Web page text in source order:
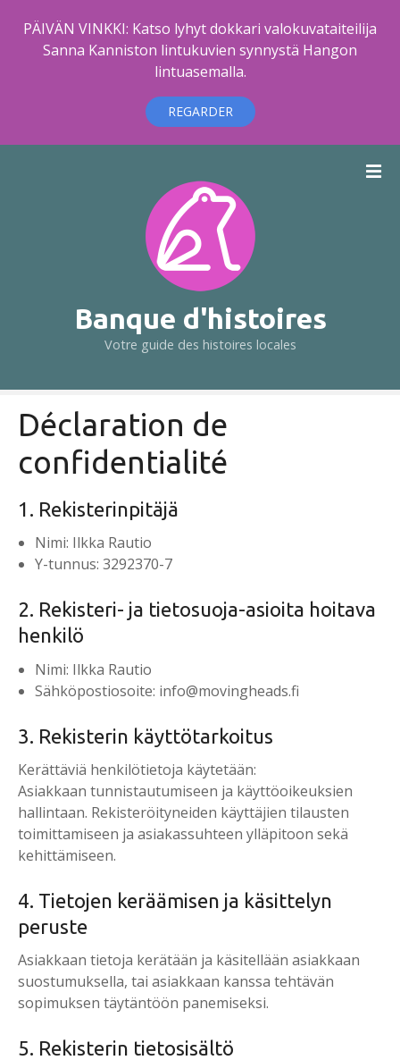
PÄIVÄN VINKKI: Katso lyhyt dokkari valokuvataiteilija
Sanna Kanniston lintukuvien synnystä Hangon
lintuasemalla.
REGARDER
e
Banque d'histoires
Votre guide des histoires locales
Déclaration de
confidentialité
1. Rekisterinpitäjä
Nimi: ​​Ilkka Rautio
Y-tunnus: ​​3292370-7
2. Rekisteri- ja tietosuoja-asioita hoitava
henkilö
Nimi: ​​Ilkka Rautio
Sähköpostiosoite: ​info@movingheads.fi
3. Rekisterin käyttötarkoitus
Kerättäviä henkilötietoja käytetään:
Asiakkaan tunnistautumiseen ja käyttöoikeuksien
hallintaan. Rekisteröityneiden käyttäjien tilausten
toimittamiseen ja asiakassuhteen ylläpitoon sekä
kehittämiseen.
4. Tietojen keräämisen ja käsittelyn
peruste
Asiakkaan tietoja kerätään ja käsitellään asiakkaan
suostumuksella, tai asiakkaan kanssa tehtävän
sopimuksen täytäntöön panemiseksi.
5. Rekisterin tietosisältö